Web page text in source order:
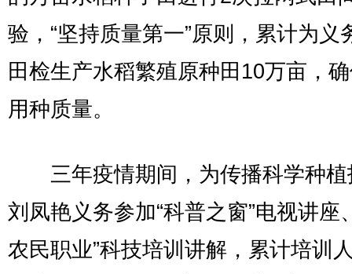
验，“坚持质量第一”原则，累计为义
田检生产水稻繁殖原种田10万亩，
用种质量。
三年疫情期间，为传播科学种植
刘凤艳义务参加“科普之窗”电视讲座
农民职业”科技培训讲解，累计培训